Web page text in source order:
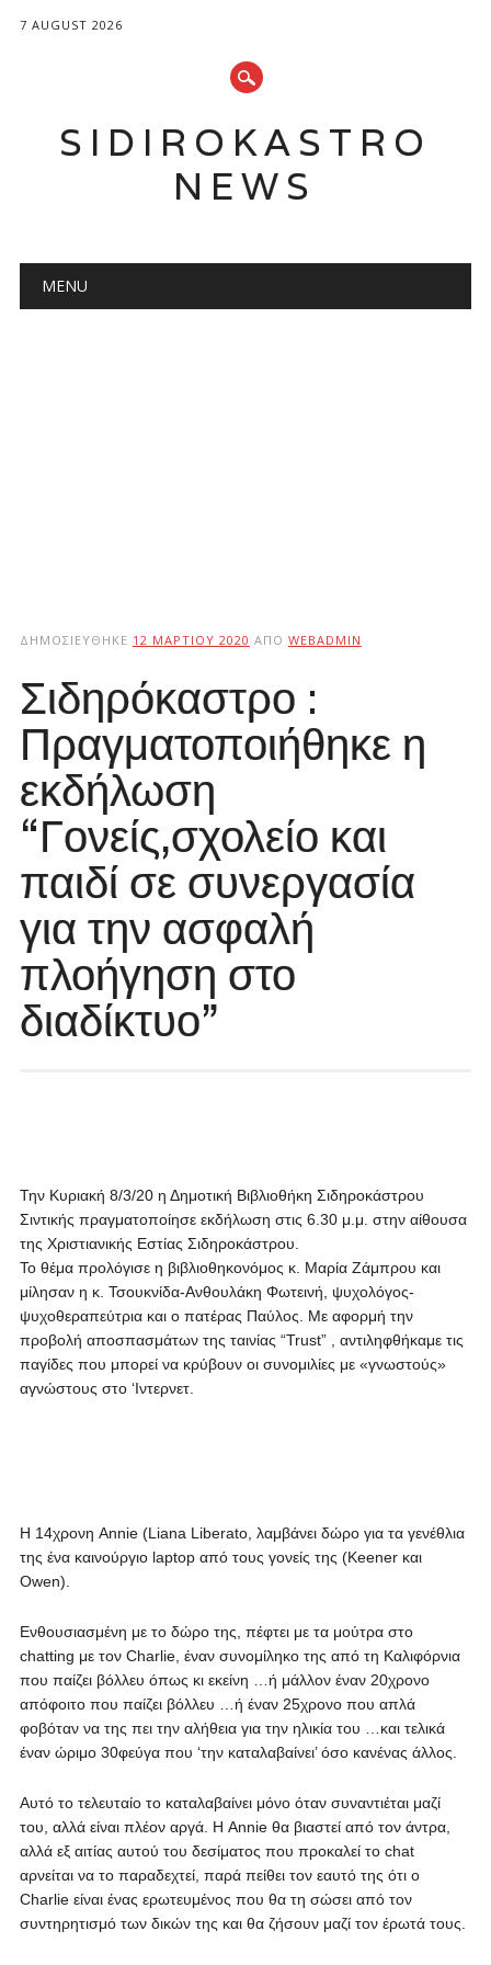
7 AUGUST 2026
SIDIROKASTRO
NEWS
Main menu
MENU
ΔΗΜΟΣΙΕΎΘΗΚΕ 12 ΜΑΡΤΊΟΥ 2020 ΑΠΌ WEBADMIN
Σιδηρόκαστρο :
Πραγματοποιήθηκε η
εκδήλωση
“Γονείς,σχολείο και
παιδί σε συνεργασία
για την ασφαλή
πλοήγηση στο
διαδίκτυο”
Την Κυριακή 8/3/20 η Δημοτική Βιβλιοθήκη Σιδηροκάστρου
Σιντικής πραγματοποίησε εκδήλωση στις 6.30 μ.μ. στην αίθουσα
της Χριστιανικής Εστίας Σιδηροκάστρου.
Το θέμα προλόγισε η βιβλιοθηκονόμος κ. Μαρία Ζάμπρου και
μίλησαν η κ. Τσουκνίδα-Ανθουλάκη Φωτεινή, ψυχολόγος-
ψυχοθεραπεύτρια και ο πατέρας Παύλος. Με αφορμή την
προβολή αποσπασμάτων της ταινίας “Trust” , αντιληφθήκαμε τις
παγίδες που μπορεί να κρύβουν οι συνομιλίες με «γνωστούς»
αγνώστους στο ‘Ιντερνετ.
Η 14χρονη Annie (Liana Liberato, λαμβάνει δώρο για τα γενέθλια
της ένα καινούργιο laptop από τους γονείς της (Keener και
Owen).
Ενθουσιασμένη με το δώρο της, πέφτει με τα μούτρα στο
chatting με τον Charlie, έναν συνομίληκο της από τη Καλιφόρνια
που παίζει βόλλευ όπως κι εκείνη …ή μάλλον έναν 20χρονο
απόφοιτο που παίζει βόλλευ …ή έναν 25χρονο που απλά
φοβόταν να της πει την αλήθεια για την ηλικία του …και τελικά
έναν ώριμο 30φεύγα που ‘την καταλαβαίνει’ όσο κανένας άλλος.
Αυτό το τελευταίο το καταλαβαίνει μόνο όταν συναντιέται μαζί
του, αλλά είναι πλέον αργά. Η Annie θα βιαστεί από τον άντρα,
αλλά εξ αιτίας αυτού του δεσίματος που προκαλεί το chat
αρνείται να το παραδεχτεί, παρά πείθει τον εαυτό της ότι ο
Charlie είναι ένας ερωτευμένος που θα τη σώσει από τον
συντηρητισμό των δικών της και θα ζήσουν μαζί τον έρωτά τους.